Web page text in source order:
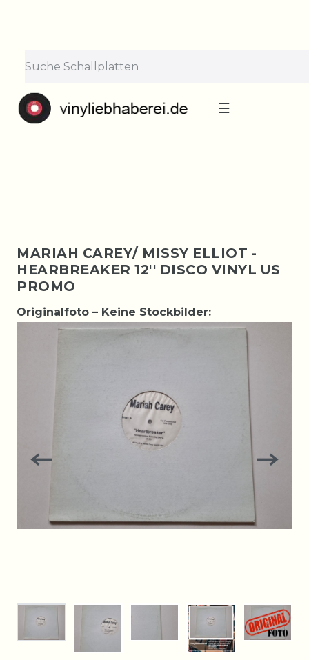
Bestellungen nehmen wir gerne entgegen —
der Versand startet wieder ab Montag, 31.
☰
MARIAH CAREY/ MISSY ELLIOT -
HEARBREAKER 12'' DISCO VINYL US
PROMO
Originalfoto – Keine Stockbilder: